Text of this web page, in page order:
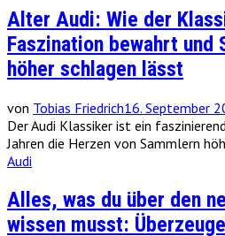
Alter Audi: Wie der
Faszination bewahrt und
höher schlagen lässt
von Tobias Friedrich16. September
Der Audi Klassiker ist ein
Jahren die Herzen von Sammlern
Audi
Alles, was du über den
wissen musst: